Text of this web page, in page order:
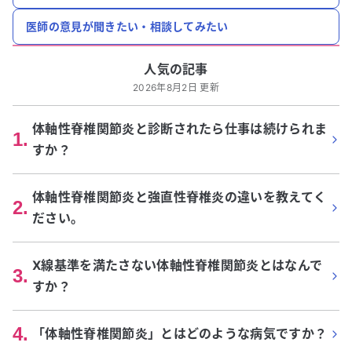
医師の意見が聞きたい・相談してみたい
人気の記事
2026年8月2日 更新
1. 体軸性脊椎関節炎と診断されたら仕事は続けられま
すか？
2. 体軸性脊椎関節炎と強直性脊椎炎の違いを教えてく
ださい。
3. X線基準を満たさない体軸性脊椎関節炎とはなんで
すか？
4. 「体軸性脊椎関節炎」とはどのような病気ですか？